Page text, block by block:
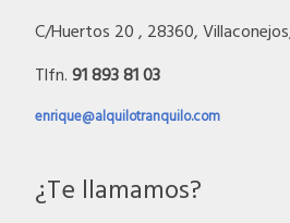
C/Huertos 20 , 28360,
Tlfn.91 893 81 03
enrique@alquilotranquilo.com
¿Te llamamos?